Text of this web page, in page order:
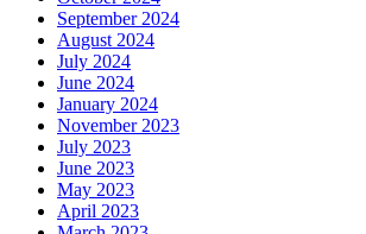
September 2024
August 2024
July 2024
June 2024
January 2024
November 2023
July 2023
June 2023
May 2023
April 2023